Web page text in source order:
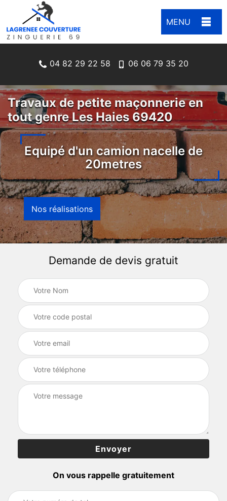
MENU
04 82 29 22 58 06 06 79 35 20
Travaux de petite maçonnerie en
tout genre Les Haies 69420
Equipé d'un camion nacelle de
20metres
Nos réalisations
Demande de devis gratuit
On vous rappelle gratuitement